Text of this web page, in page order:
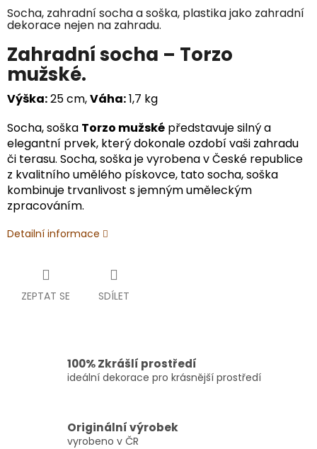
Socha, zahradní socha a soška, plastika jako zahradní
dekorace nejen na zahradu.
Zahradní socha – Torzo
mužské.
Výška:25 cm,Váha:1,7 kg
Socha, soška Torzo mužské představuje silný a
elegantní prvek, který dokonale ozdobí vaši zahradu
či terasu. Socha, soška je vyrobena v České republice
z kvalitního umělého pískovce, tato socha, soška
kombinuje trvanlivost s jemným uměleckým
zpracováním.
Detailní informace
ZEPTAT SE SDÍLET
100% Zkrášlí prostředí
ideální dekorace pro krásnější prostředí
Originální výrobek
vyrobeno v ČR